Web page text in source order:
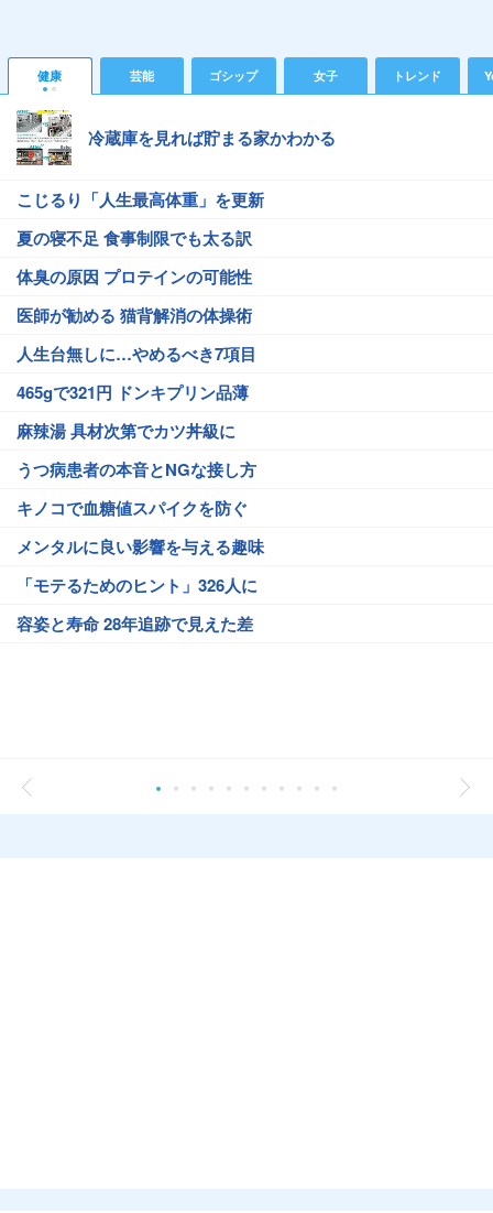
健康 芸能 ゴシップ 女子 トレンド
冷蔵庫を見れば貯まる家かわかる
こじるり「人生最高体重」を更新
夏の寝不足 食事制限でも太る訳
体臭の原因 プロテインの可能性
医師が勧める 猫背解消の体操術
人生台無しに…やめるべき7項目
465gで321円 ドンキプリン品薄
麻辣湯 具材次第でカツ丼級に
うつ病患者の本音とNGな接し方
キノコで血糖値スパイクを防ぐ
メンタルに良い影響を与える趣味
「モテるためのヒント」326人に
容姿と寿命 28年追跡で見えた差